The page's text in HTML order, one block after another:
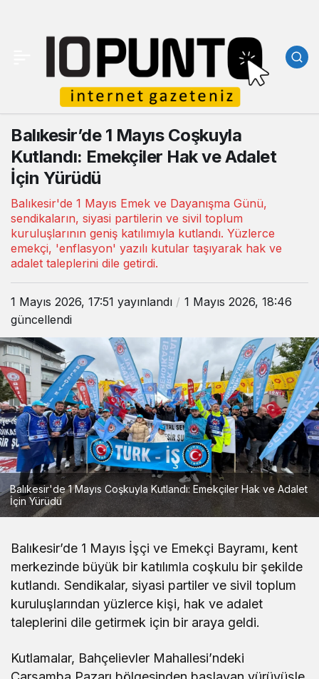
Balıkesir’de 1 Mayıs Coşkuyla
Kutlandı: Emekçiler Hak ve Adalet
İçin Yürüdü
Balıkesir'de 1 Mayıs Emek ve Dayanışma Günü,
sendikaların, siyasi partilerin ve sivil toplum
kuruluşlarının geniş katılımıyla kutlandı. Yüzlerce
emekçi, 'enflasyon' yazılı kutular taşıyarak hak ve
adalet taleplerini dile getirdi.
1 Mayıs 2026, 17:51 yayınlandı
1 Mayıs 2026, 18:46
güncellendi
Balıkesir'de 1 Mayıs Coşkuyla Kutlandı: Emekçiler Hak ve Adalet
İçin Yürüdü
Balıkesir’de 1 Mayıs İşçi ve Emekçi Bayramı, kent
merkezinde büyük bir katılımla coşkulu bir şekilde
kutlandı. Sendikalar, siyasi partiler ve sivil toplum
kuruluşlarından yüzlerce kişi, hak ve adalet
taleplerini dile getirmek için bir araya geldi.
Kutlamalar, Bahçelievler Mahallesi’ndeki